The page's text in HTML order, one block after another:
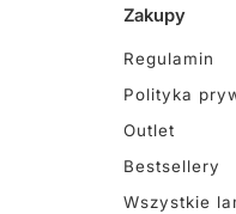
Zakupy
Regulamin
Polityka
Outlet
Bestsellery
Wszystkie